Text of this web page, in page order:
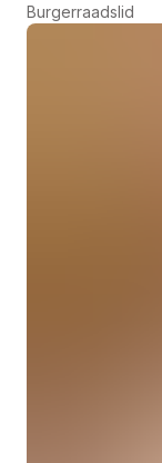
Burgerraadslid